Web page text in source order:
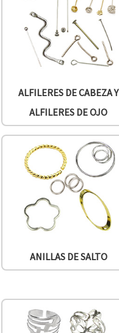
ALFILERES DE CABEZA Y
ALFILERES DE OJO
ANILLAS DE SALTO